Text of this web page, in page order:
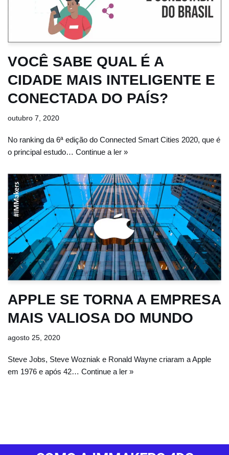
VOCÊ SABE QUAL É A
CIDADE MAIS INTELIGENTE E
CONECTADA DO PAÍS?
outubro 7, 2020
No ranking da 6ª edição do Connected Smart Cities 2020, que é
o principal estudo… Continue a ler »
APPLE SE TORNA A EMPRESA
MAIS VALIOSA DO MUNDO
agosto 25, 2020
Steve Jobs, Steve Wozniak e Ronald Wayne criaram a Apple
em 1976 e após 42… Continue a ler »